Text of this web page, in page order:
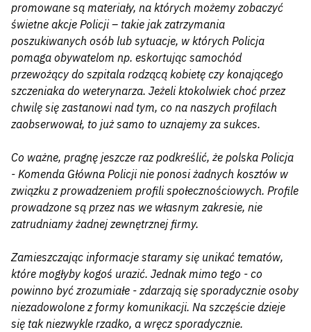
promowane są materiały, na których możemy zobaczyć
świetne akcje Policji – takie jak zatrzymania
poszukiwanych osób lub sytuacje, w których Policja
pomaga obywatelom np. eskortując samochód
przewożący do szpitala rodzącą kobietę czy konającego
szczeniaka do weterynarza. Jeżeli ktokolwiek choć przez
chwilę się zastanowi nad tym, co na naszych profilach
zaobserwował, to już samo to uznajemy za sukces.
Co ważne, pragnę jeszcze raz podkreślić, że polska Policja
- Komenda Główna Policji nie ponosi żadnych kosztów w
związku z prowadzeniem profili społecznościowych. Profile
prowadzone są przez nas we własnym zakresie, nie
zatrudniamy żadnej zewnętrznej firmy.
Zamieszczając informacje staramy się unikać tematów,
które mogłyby kogoś urazić. Jednak mimo tego - co
powinno być zrozumiałe - zdarzają się sporadycznie osoby
niezadowolone z formy komunikacji. Na szczęście dzieje
się tak niezwykle rzadko, a wręcz sporadycznie.